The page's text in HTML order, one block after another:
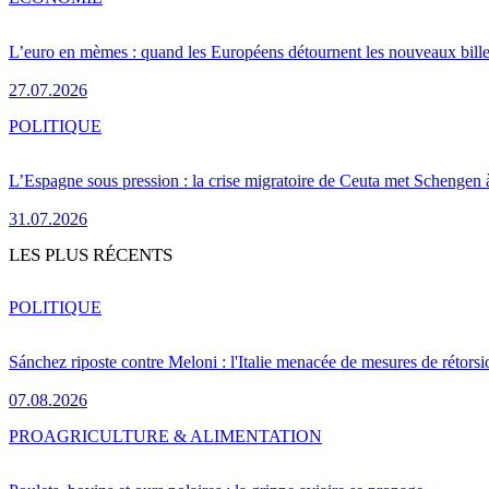
L’euro en mèmes : quand les Européens détournent les nouveaux
27.07.2026
L’Espagne sous pression : la crise migratoire de Ceuta met Schengen
31.07.2026
POLITIQUE
LES PLUS RÉCENTS
Sánchez riposte contre Meloni : l'Italie menacée de mesures de
07.08.2026
POLITIQUE
PROAGRICULTURE & ALIMENTATION